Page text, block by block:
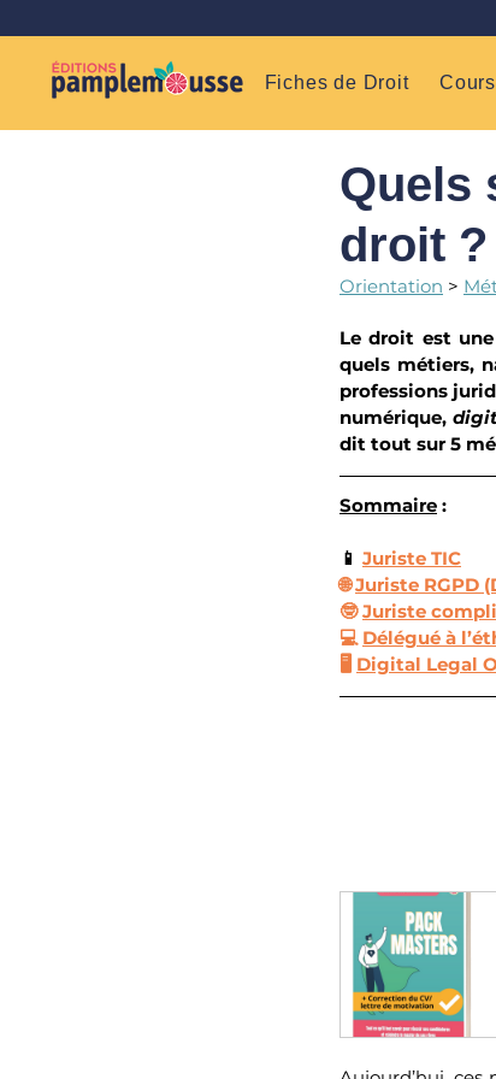
Fiches de Droit
Quels
droit ?
Orientation >
Le droit est
quels métiers,
professions
numérique,
dit tout sur 5
Sommaire :
📱 Juriste TIC
🌐 Juriste RGPD
🤓 Juriste
💻 Délégué à
🖥️ Digital Legal